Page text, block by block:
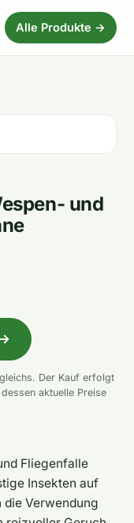
Alle Produkte →
und
Der Kauf erfolgt
aktuelle Preise
Fliegenfalle
Insekten auf
die Verwendung